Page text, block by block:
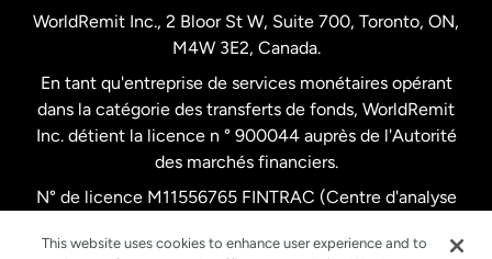
États-Unis Español
France
WorldRemit Inc., 2 Bloor St W, Suite 700, Toronto, ON,
M4W 3E2, Canada.
En tant qu'entreprise de services monétaires opérant
dans la catégorie des transferts de fonds, WorldRemit
Inc. détient la licence n ° 900044 auprès de l'Autorité
des marchés financiers.
N° de licence M11556765 FINTRAC (Centre d'analyse
This website uses cookies to enhance user experience and to